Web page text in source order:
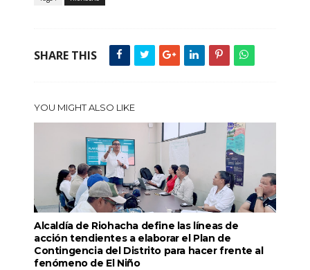
SHARE THIS
YOU MIGHT ALSO LIKE
Alcaldía de Riohacha define las líneas de
acción tendientes a elaborar el Plan de
Contingencia del Distrito para hacer frente al
fenómeno de El Niño